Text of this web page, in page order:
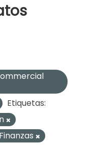
Etiquetas:
Finanzas